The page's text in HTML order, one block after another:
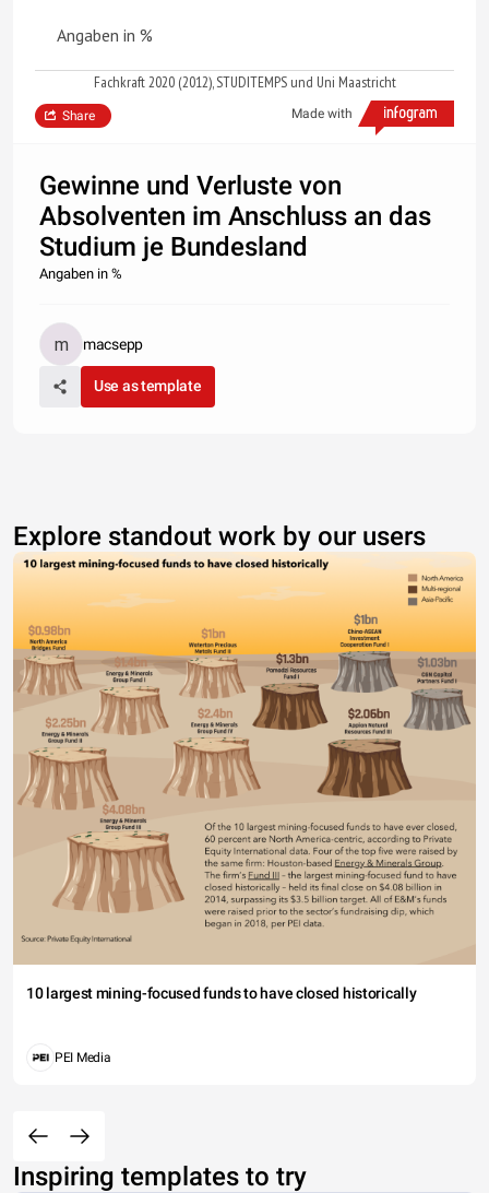
Angaben in %
Fachkraft 2020 (2012), STUDITEMPS und Uni Maastricht
Made with
Share
Gewinne und Verluste von
Absolventen im Anschluss an das
Studium je Bundesland
Angaben in %
macsepp
Use as template
Explore standout work by our users
10 largest mining-focused funds to have closed historically
PEI Media
Inspiring templates to try